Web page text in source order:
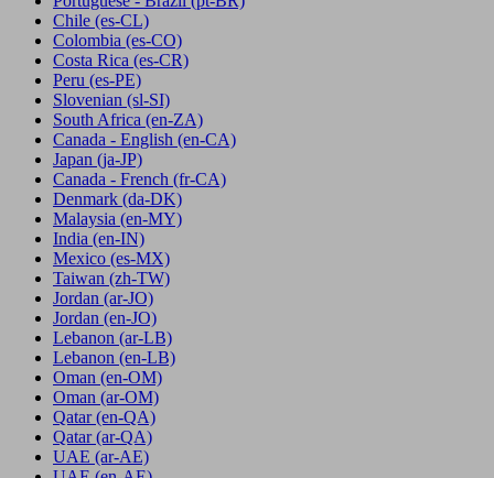
Chile (es-CL)
Colombia (es-CO)
Costa Rica (es-CR)
Peru (es-PE)
Slovenian (sl-SI)
South Africa (en-ZA)
Canada - English (en-CA)
Japan (ja-JP)
Canada - French (fr-CA)
Denmark (da-DK)
Malaysia (en-MY)
India (en-IN)
Mexico (es-MX)
Taiwan (zh-TW)
Jordan (ar-JO)
Jordan (en-JO)
Lebanon (ar-LB)
Lebanon (en-LB)
Oman (en-OM)
Oman (ar-OM)
Qatar (en-QA)
Qatar (ar-QA)
UAE (ar-AE)